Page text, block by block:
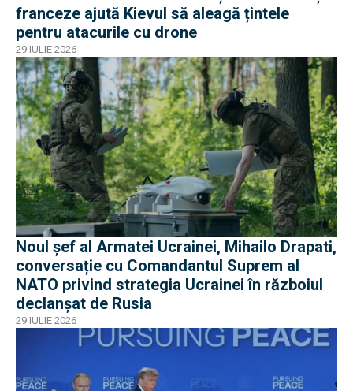
franceze ajută Kievul să aleagă țintele
pentru atacurile cu drone
29 IULIE 2026
Noul șef al Armatei Ucrainei, Mihailo Drapati,
conversație cu Comandantul Suprem al
NATO privind strategia Ucrainei în războiul
declanșat de Rusia
29 IULIE 2026